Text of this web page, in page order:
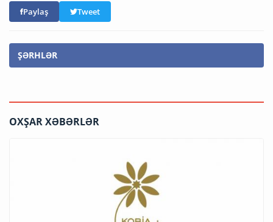
Paylaş Tweet
ŞƏRHLƏR
OXŞAR XƏBƏRLƏR